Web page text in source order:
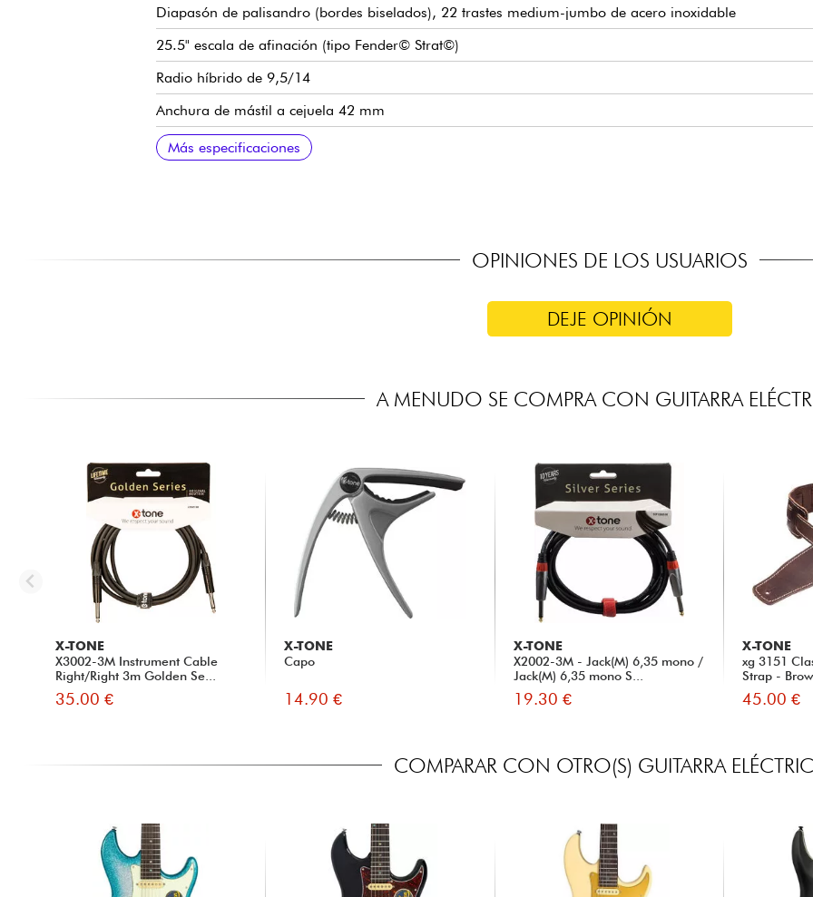
Diapasón de palisandro (bordes biselados), 22 trastes medium-jumbo de acero inoxidable
25.5" escala de afinación (tipo Fender© Strat©)
Radio híbrido de 9,5/14
Anchura de mástil a cejuela 42 mm
Sillín Graphtech
Juego de pastillas Sire LC H-S-S
Volumen
Tono
Selector de pastillas de 5 posiciones
Puente tradicional / vibrato Sire Modern Tremolo
Sire Premium clavijas de afinación
Acabado brillante
Más especificaciones
OPINIONES DE LOS USUARIOS
DEJE OPINIÓN
A MENUDO SE COMPRA CON GUITARRA
X-TONE
X3002-3M Instrument Cable
Right/Right 3m Golden Se...
35.00 €
X-TONE
Capo
14.90 €
X-TONE
X2002-3M - Jack(M) 6,35 mono /
Jack(M) 6,35 mono S...
19.30 €
X-TONE
xg 3151
Strap -
45.00 €
COMPARAR CON OTRO(S) GUITARRA